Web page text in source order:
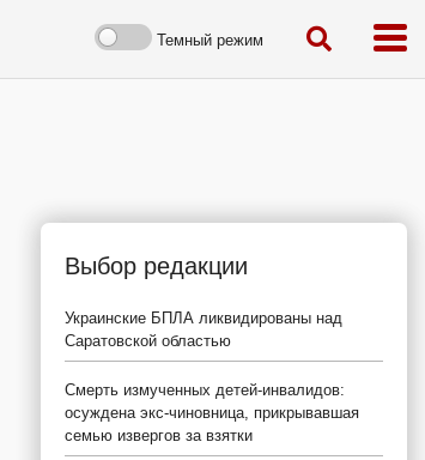
Темный режим
Выбор редакции
Украинские БПЛА ликвидированы над
Саратовской областью
Смерть измученных детей-инвалидов:
осуждена экс-чиновница, прикрывавшая
семью извергов за взятки